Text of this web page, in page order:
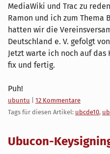
MediaWiki und Trac zu
Ramon und ich zum Thema
hatten wir die
Deutschland e. V. gefolgt
Jetzt warte ich noch auf
fix und fertig.
Puh!
Kategorien:
ubuntu
12 Kommentare
Tags für diesen Artikel: ubcde10,
Ubucon-